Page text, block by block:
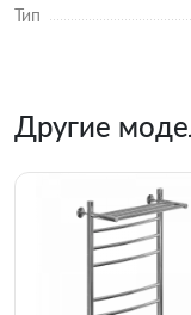
Тип
Другие